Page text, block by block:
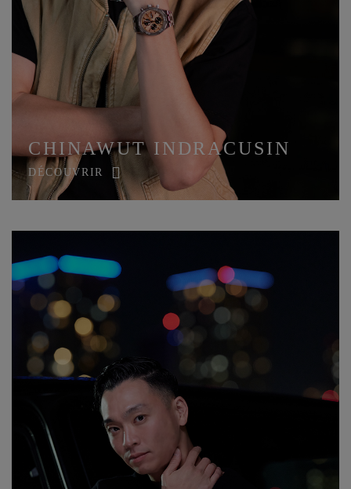
CHINAWUT INDRACUSIN
DÉCOUVRIR